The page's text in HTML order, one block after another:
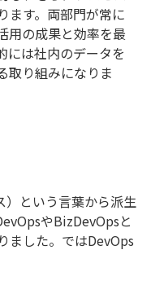
ます。両部門が常に
用の成果と効率を最
には社内のデータを
取り組みになりま
）という言葉から派生
やBizDevOpsと
ました。ではDevOps